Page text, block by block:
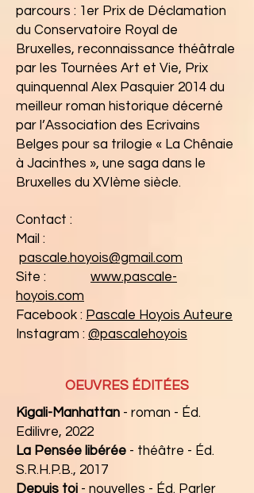
parcours : 1er Prix de Déclamation
du Conservatoire Royal de
Bruxelles, reconnaissance théâtrale
par les Tournées Art et Vie, Prix
quinquennal Alex Pasquier 2014 du
meilleur roman historique décerné
par l’Association des Ecrivains
Belges pour sa trilogie « La Chênaie
à Jacinthes », une saga dans le
Bruxelles du XVIème siècle.
Contact :
Mail :
pascale.hoyois@gmail.com
Site : www.pascale-
hoyois.com
Facebook : Pascale Hoyois Auteure
Instagram : @pascalehoyois
OEUVRES ÉDITÉES
Kigali-Manhattan - roman - Éd.
Edilivre, 2022
La Pensée libérée - théâtre - Éd.
S.R.H.P.B., 2017
Depuis toi - nouvelles - Éd. Parler